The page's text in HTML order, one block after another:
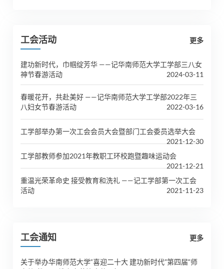
工会活动 更多
建功新时代，巾帼绽芳华 ——记华南师范大学工学部三八女
神节春游活动
2024-03-11
春暖花开，共赴美好 ——记华南师范大学工学部2022年三
八妇女节春游活动
2022-03-16
工学部举办第一次工会会员大会暨部门工会委员选举大会
2021-12-30
工学部教师参加2021年教职工环校跑暨趣味运动会
2021-12-21
重温光荣革命史 接受教育和洗礼 ——记工学部第一次工会
活动
2021-11-23
工会通知 更多
关于举办华南师范大学“喜迎二十大 建功新时代”第四届“师